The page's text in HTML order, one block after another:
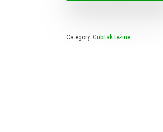
Category: Gubitak težine